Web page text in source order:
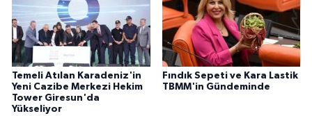
Temeli Atılan Karadeniz'in
Yeni Cazibe Merkezi Hekim
Tower Giresun'da
Yükseliyor
Fındık Sepeti ve Kara Lastik
TBMM'in Gündeminde